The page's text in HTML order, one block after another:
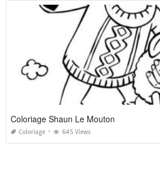
Coloriage Shaun Le Mouton
Coloriage 645 Views